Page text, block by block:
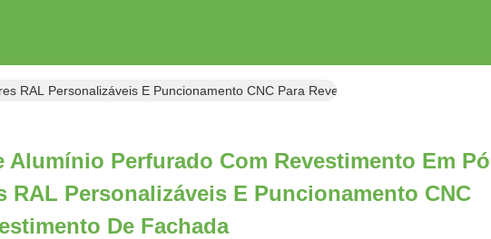
RAL Personalizáveis E Puncionamento CNC Para Revestimento De Fachada
Alumínio Perfurado Com Revestimento Em Pó
RAL Personalizáveis E Puncionamento CNC
De Fachada